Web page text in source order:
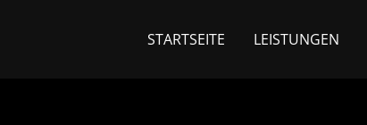
STARTSEITE LEISTUNGEN